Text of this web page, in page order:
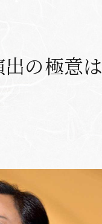
の極意は